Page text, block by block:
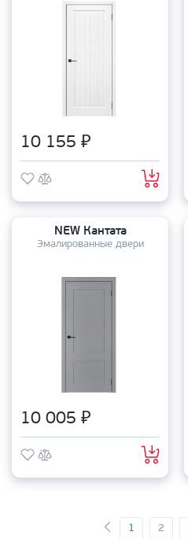
10 155 ₽
NEW Кантата
Эмалированные двери
10 005 ₽
1 2